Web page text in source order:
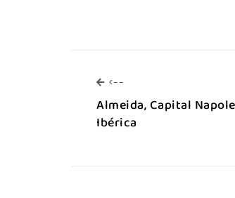
<--
Almeida, Capital
Ibérica